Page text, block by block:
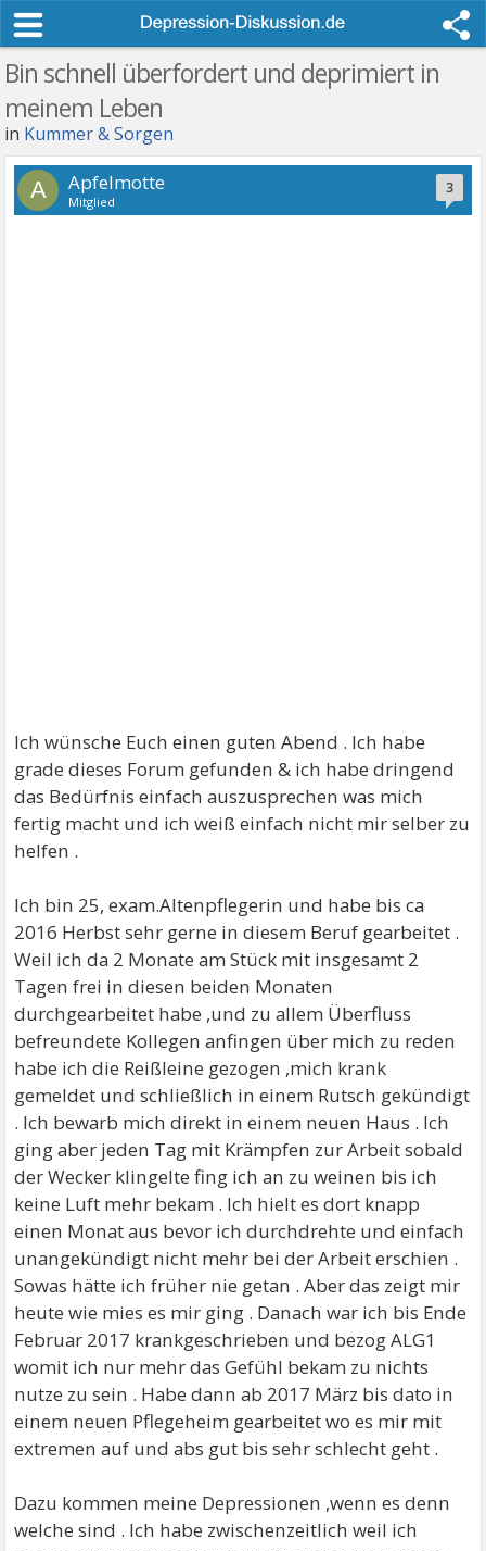
Bin schnell überfordert und deprimiert in
meinem Leben
in Kummer & Sorgen
3
A Apfelmotte
Mitglied
Ich wünsche Euch einen guten Abend . Ich habe
grade dieses Forum gefunden & ich habe dringend
das Bedürfnis einfach auszusprechen was mich
fertig macht und ich weiß einfach nicht mir selber zu
helfen .
Ich bin 25, exam.Altenpflegerin und habe bis ca
2016 Herbst sehr gerne in diesem Beruf gearbeitet .
Weil ich da 2 Monate am Stück mit insgesamt 2
Tagen frei in diesen beiden Monaten
durchgearbeitet habe ,und zu allem Überfluss
befreundete Kollegen anfingen über mich zu reden
habe ich die Reißleine gezogen ,mich krank
gemeldet und schließlich in einem Rutsch gekündigt
. Ich bewarb mich direkt in einem neuen Haus . Ich
ging aber jeden Tag mit Krämpfen zur Arbeit sobald
der Wecker klingelte fing ich an zu weinen bis ich
keine Luft mehr bekam . Ich hielt es dort knapp
einen Monat aus bevor ich durchdrehte und einfach
unangekündigt nicht mehr bei der Arbeit erschien .
Sowas hätte ich früher nie getan . Aber das zeigt mir
heute wie mies es mir ging . Danach war ich bis Ende
Februar 2017 krankgeschrieben und bezog ALG1
womit ich nur mehr das Gefühl bekam zu nichts
nutze zu sein . Habe dann ab 2017 März bis dato in
einem neuen Pflegeheim gearbeitet wo es mir mit
extremen auf und abs gut bis sehr schlecht geht .
Dazu kommen meine Depressionen ,wenn es denn
welche sind . Ich habe zwischenzeitlich weil ich